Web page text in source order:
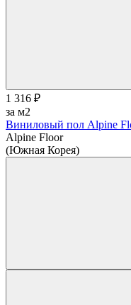
1 316 ₽
за м2
Виниловый пол Alpine
Alpine Floor
(Южная Корея)